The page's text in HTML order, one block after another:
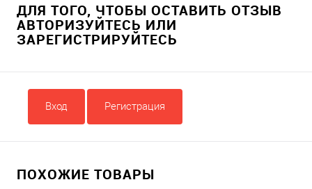
ДЛЯ ТОГО, ЧТОБЫ ОСТАВИТЬ ОТЗЫВ
АВТОРИЗУЙТЕСЬ ИЛИ
ЗАРЕГИСТРИРУЙТЕСЬ
Вход Регистрация
ПОХОЖИЕ ТОВАРЫ